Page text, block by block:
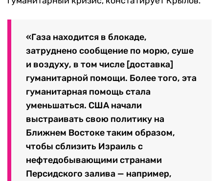
«Газа находится в блокаде,
затруднено сообщение по морю, суше
и воздуху, в том числе [доставка]
гуманитарной помощи. Более того, эта
гуманитарная помощь стала
уменьшаться. США начали
выстраивать свою политику на
Ближнем Востоке таким образом,
чтобы сблизить Израиль с
нефтедобывающими странами
Персидского залива — например,